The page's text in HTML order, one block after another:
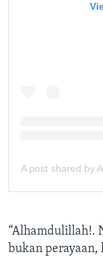
“Alhamdulillah!.
bukan perayaan,